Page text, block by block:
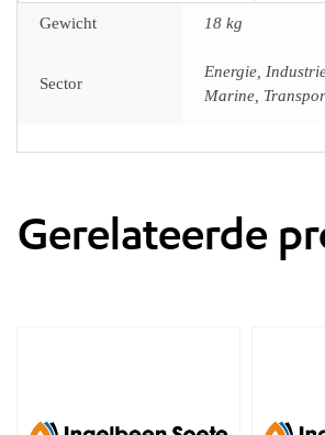
Gewicht 18 kg
Sector
Energie,
Marine,
Gerelateerde